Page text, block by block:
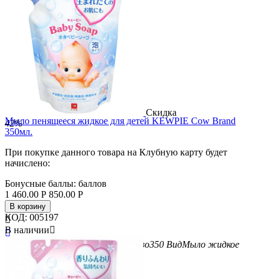
Скидка
42%
Мыло пенящееся жидкое для детей KEWPIE Cow Brand
350мл.
При покупке данного товара на Клубную карту будет
начислено:
Бонусные баллы: баллов
1 460.00 Р 850.00 Р
В корзину


Cow Brand Вес/Объем/Кол-во350 ВидМыло жидкое
КОД: 005197
В наличии